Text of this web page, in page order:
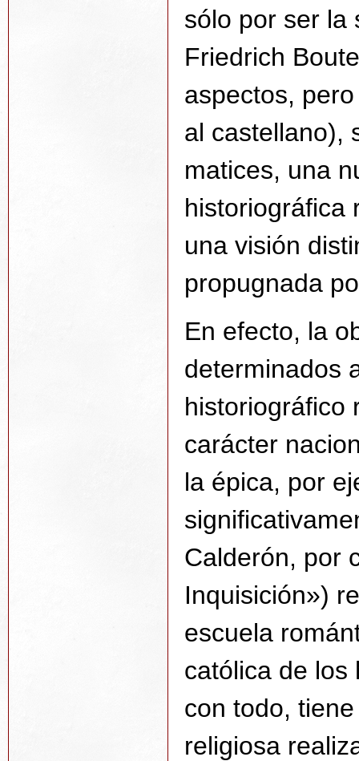
sólo por ser la
Friedrich
aspectos,
al castellano),
matices, una
historiográfica
una visión
propugnada
En efecto, la
determinados
historiográfico
carácter
la épica, por
Calderón, por
Inquisición»)
escuela
católica de los
con todo,
religiosa